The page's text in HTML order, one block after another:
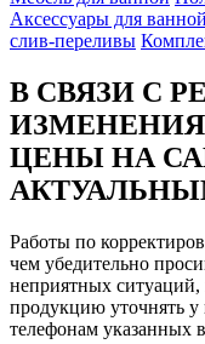
Аксессуары для ванной
слив-переливы
В СВЯЗИ С
ЦЕНЫ НА
Работы по
чем убедительно
неприятных
продукцию уточнять
телефонам указанных